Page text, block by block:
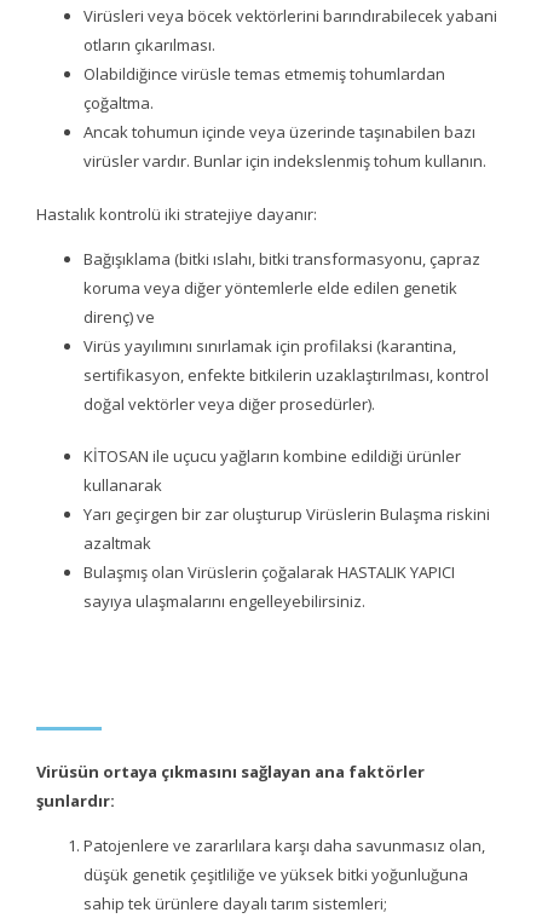
Virüsleri veya böcek vektörlerini barındırabilecek yabani
otların çıkarılması.
Olabildiğince virüsle temas etmemiş tohumlardan
çoğaltma.
Ancak tohumun içinde veya üzerinde taşınabilen bazı
virüsler vardır. Bunlar için indekslenmiş tohum kullanın.
Hastalık kontrolü iki stratejiye dayanır:
Bağışıklama (bitki ıslahı, bitki transformasyonu, çapraz
koruma veya diğer yöntemlerle elde edilen genetik
direnç) ve
Virüs yayılımını sınırlamak için profilaksi (karantina,
sertifikasyon, enfekte bitkilerin uzaklaştırılması, kontrol
doğal vektörler veya diğer prosedürler).
KİTOSAN ile uçucu yağların kombine edildiği ürünler
kullanarak
Yarı geçirgen bir zar oluşturup Virüslerin Bulaşma riskini
azaltmak
Bulaşmış olan Virüslerin çoğalarak HASTALIK YAPICI
sayıya ulaşmalarını engelleyebilirsiniz.
Virüsün ortaya çıkmasını sağlayan ana faktörler
şunlardır:
Patojenlere ve zararlılara karşı daha savunmasız olan,
düşük genetik çeşitliliğe ve yüksek bitki yoğunluğuna
sahip tek ürünlere dayalı tarım sistemleri;